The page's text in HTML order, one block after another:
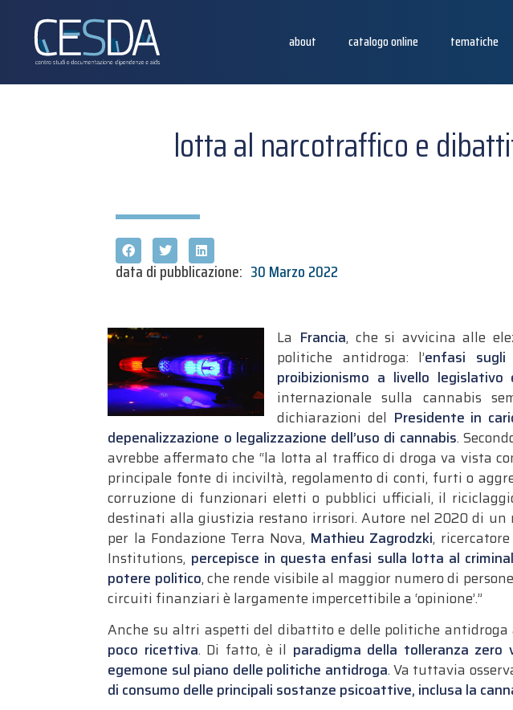
about catalogo online tematiche
lotta al narcotraffico e
data di pubblicazione: 30 Marzo 2022
La Francia, che si avvicina alle
politiche antidroga: l’enfasi
proibizionismo a livello legislativo
internazionale sulla cannabis
dichiarazioni del Presidente in
depenalizzazione o legalizzazione dell’uso di cannabis.
avrebbe affermato che “la lotta al traffico di droga va vista
principale fonte di inciviltà, regolamento di conti, furti o
corruzione di funzionari eletti o pubblici ufficiali, il
destinati alla giustizia restano irrisori. Autore nel 2020 di un
per la Fondazione Terra Nova, Mathieu Zagrodzki,
Institutions, percepisce in questa enfasi sulla lotta al
potere politico, che rende visibile al maggior numero di
circuiti finanziari è largamente impercettibile a ‘opinione’.”
Anche su altri aspetti del dibattito e delle politiche antidroga
poco ricettiva. Di fatto, è il paradigma della tolleranza zero
egemone sul piano delle politiche antidroga. Va tuttavia
di consumo delle principali sostanze psicoattive, inclusa la